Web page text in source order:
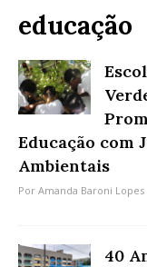
educação
Educação com
Ambientais
Por Amanda Baroni Lopes
40